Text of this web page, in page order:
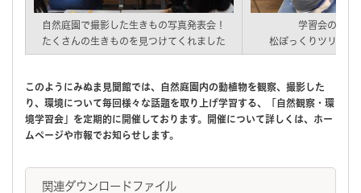
自然庭園で撮影した生きもの写真発表会！
たくさんの生きものを見つけてくれました
学習会の後に
松ぼっくりツリー作
このようにみぬま見聞館では、自然庭園内の動植物を観察、撮影した
り、環境について毎回様々な話題を取り上げ学習する、「自然観察・環
境学習会」を定期的に開催しております。開催について詳しくは、ホー
ムページや市報でお知らせします。
関連ダウンロードファイル